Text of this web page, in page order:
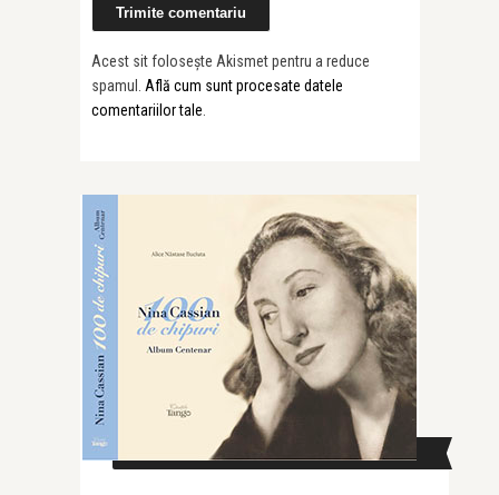
Acest sit folosește Akismet pentru a reduce
spamul. Află cum sunt procesate datele
comentariilor tale.
CAUTĂ ÎN SITE